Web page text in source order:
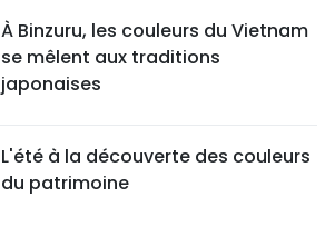
À Binzuru, les couleurs du Vietnam
se mêlent aux traditions
japonaises
L'été à la découverte des couleurs
du patrimoine